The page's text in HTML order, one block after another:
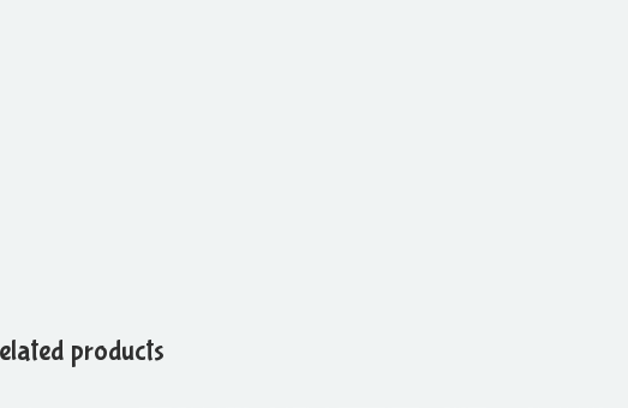
products